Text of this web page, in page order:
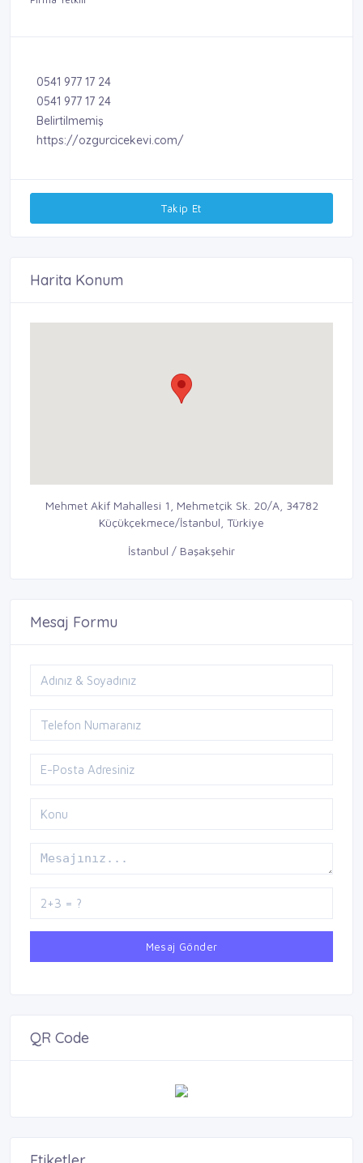
0541 977 17 24
0541 977 17 24
Belirtilmemiş
https://ozgurcicekevi.com/
Takip Et
Harita Konum
Mehmet Akif Mahallesi 1, Mehmetçik Sk. 20/A, 34782
Küçükçekmece/İstanbul, Türkiye
İstanbul / Başakşehir
Mesaj Formu
Mesaj Gönder
QR Code